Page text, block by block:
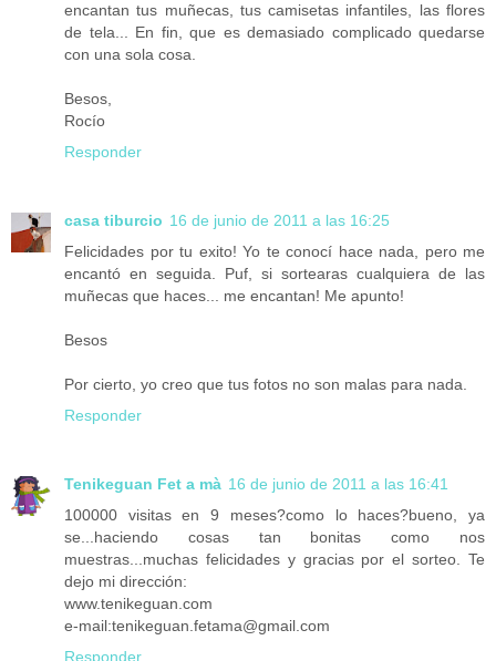
encantan tus muñecas, tus camisetas infantiles, las flores
de tela... En fin, que es demasiado complicado quedarse
con una sola cosa.
Besos,
Rocío
Responder
casa tiburcio 16 de junio de 2011 a las 16:25
Felicidades por tu exito! Yo te conocí hace nada, pero me
encantó en seguida. Puf, si sortearas cualquiera de las
muñecas que haces... me encantan! Me apunto!
Besos
Por cierto, yo creo que tus fotos no son malas para nada.
Responder
Tenikeguan Fet a mà 16 de junio de 2011 a las 16:41
100000 visitas en 9 meses?como lo haces?bueno, ya
se...haciendo cosas tan bonitas como nos
muestras...muchas felicidades y gracias por el sorteo. Te
dejo mi dirección:
www.tenikeguan.com
e-mail:tenikeguan.fetama@gmail.com
Responder